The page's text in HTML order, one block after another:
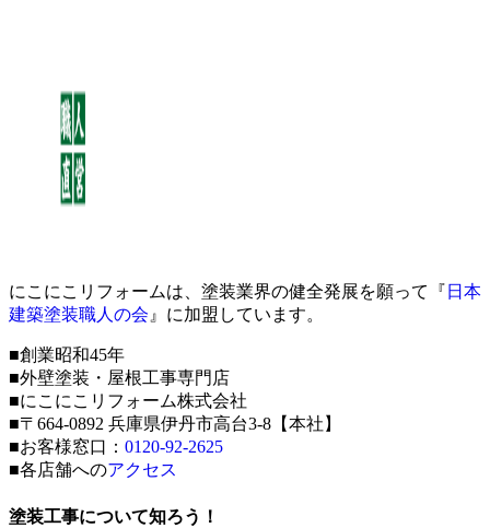
にこにこリフォームは、塗装業界の健全発展を願って『 日本
建築塗装職人の会 』に加盟しています。
■創業昭和45年
■外壁塗装・屋根工事専門店
■にこにこリフォーム株式会社
■〒664-0892 兵庫県伊丹市高台3-8【本社】
■お客様窓口： 0120-92-2625
■各店舗へのアクセス
塗装工事について知ろう！